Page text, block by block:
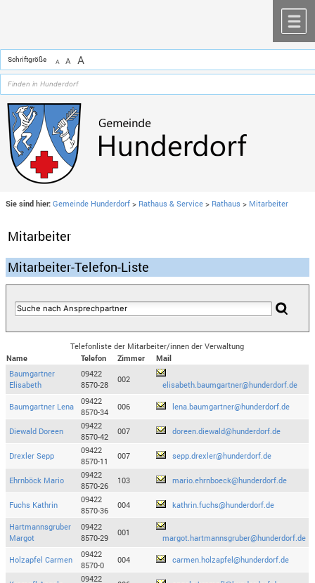
Schriftgröße A A A
Sie sind hier: Gemeinde Hunderdorf > Rathaus & Service > Rathaus > Mitarbeiter
Mitarbeiter
Mitarbeiter-Telefon-Liste
Telefonliste der Mitarbeiter/innen der Verwaltung
Name
Telefon Zimmer
Mail
Baumgartner
Elisabeth
09422
8570-28
002
elisabeth.baumgartner@hunderdorf.de
Baumgartner Lena
09422
8570-34
006 lena.baumgartner@hunderdorf.de
Diewald Doreen
09422
8570-42
007 doreen.diewald@hunderdorf.de
Drexler Sepp
09422
8570-11
007 sepp.drexler@hunderdorf.de
Ehrnböck Mario
09422
8570-26
103 mario.ehrnboeck@hunderdorf.de
Fuchs Kathrin
09422
8570-36
004 kathrin.fuchs@hunderdorf.de
Hartmannsgruber
Margot
09422
8570-29
001
margot.hartmannsgruber@hunderdorf.de
Holzapfel Carmen
09422
8570-0
004 carmen.holzapfel@hunderdorf.de
09422